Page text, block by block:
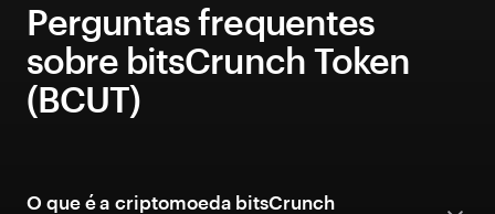
Perguntas frequentes
sobre bitsCrunch Token
(BCUT)
O que é a criptomoeda bitsCrunch